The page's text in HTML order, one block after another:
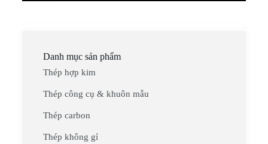
Danh mục sản phẩm
Thép hợp kim
Thép công cụ & khuôn mẫu
Thép carbon
Thép không gỉ